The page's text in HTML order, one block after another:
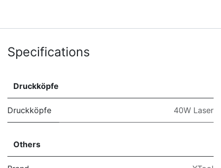
Specifications
Druckköpfe
Druckköpfe 40W Laser
Others